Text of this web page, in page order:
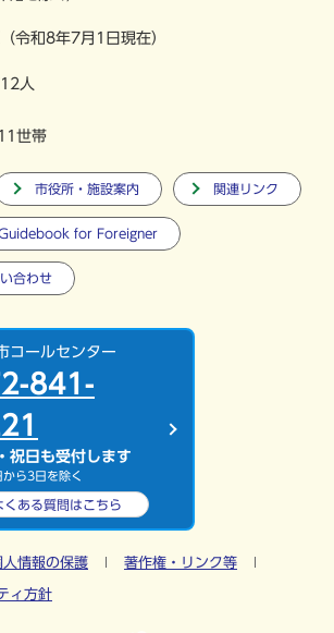
（令和8年7月1日現在）
人
世帯
市役所・施設案内 関連リンク
for Foreigner
合わせ
コールセンター
841-
祝日も受付します
ら3日を除く
くある質問はこちら
人情報の保護 著作権・リンク等
ィ方針